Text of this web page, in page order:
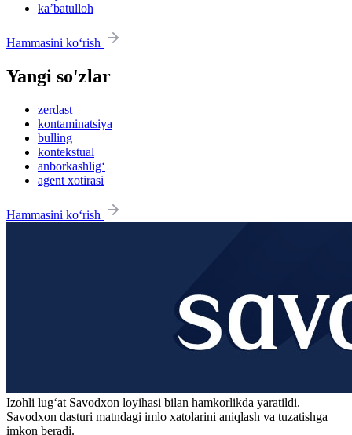
kaʼbatulloh
Hammasini ko‘rish
Yangi so'zlar
zerdast
kontaminatsiya
bulling
kontekstual
anborkashlig‘
agent xotirasi
Hammasini ko‘rish
Izohli lugʻat Savodxon loyihasi bilan hamkorlikda yaratildi.
Savodxon dasturi matndagi imlo xatolarini aniqlash va tuzatishga
imkon beradi.